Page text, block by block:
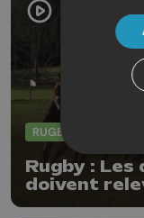
RUGBY
Rugby : Les
doivent
en D1